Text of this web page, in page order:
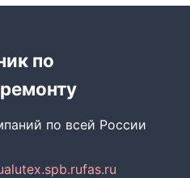
по
по всей России
alutex.spb.rufas.ru